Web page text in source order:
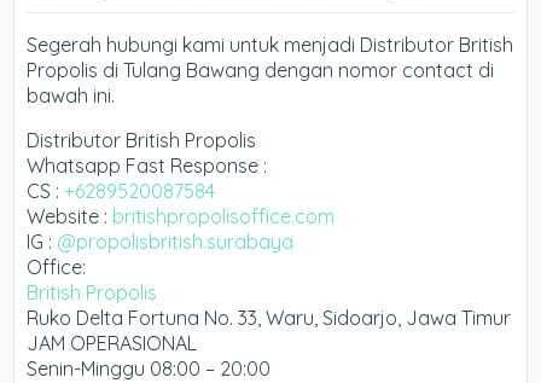
Segerah hubungi kami untuk menjadi Distributor British
Propolis di Tulang Bawang dengan nomor contact di
bawah ini.
Distributor British Propolis
Whatsapp Fast Response :
CS : +6289520087584
Website : britishpropolisoffice.com
IG : @propolisbritish.surabaya
Office:
British Propolis
Ruko Delta Fortuna No. 33, Waru, Sidoarjo, Jawa Timur
JAM OPERASIONAL
Senin-Minggu 08:00 – 20:00